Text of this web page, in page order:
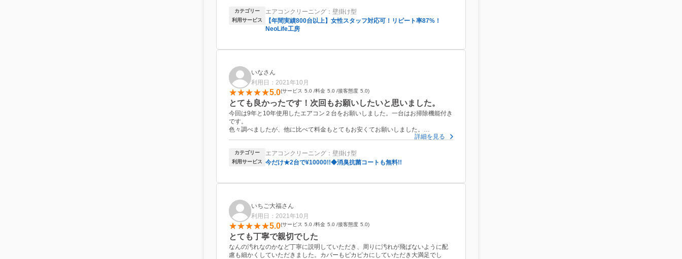
ました。
カテゴリー エアコンクリーニング：壁掛け型
利用サービス
【年間実績800台以上】女性スタッフ対応可！リピート率87%！
NeoLife工房
いなさん
利用日：2021年10月
5.0 サービス 5.0 料金 5.0 接客態度 5.0
とても良かったです！次回もお願いしたいと思いました。
今回は9年と10年使用したエアコン２台をお願いしました。一台はお掃除機能付き
です。
色々調べましたが、他に比べて料金もとてもお安くてお願いしました。
カビだらけでぞっとするお掃除前とピカピカになったお掃除後の写真も見せて頂
友達や親戚にも勧めたいと思いました。
ありがとうございました！
詳細を見る
カテゴリー エアコンクリーニング：壁掛け型
利用サービス 今だけ★2台で¥10000!!◆消臭抗菌コートも無料!!
いちご大福さん
利用日：2021年10月
5.0 サービス 5.0 料金 5.0 接客態度 5.0
とても丁寧で親切でした
なんの汚れなのかなど丁寧に説明していただき、周りに汚れが飛ばないように配
慮も細かくしていただきました。カバーもピカピカにしていただき大満足でし